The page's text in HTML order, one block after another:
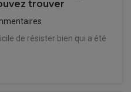
trouver
de résister bien qui a été